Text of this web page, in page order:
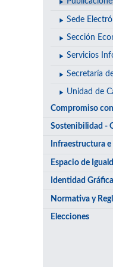
Sede
Sección
Servicios
Secretaría
Unidad de
Compromiso
Sostenibilidad -
Infraestructura
Espacio de
Identidad Gráfica
Normativa y
Elecciones